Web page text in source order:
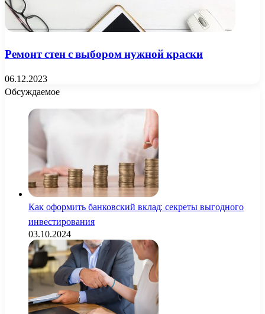
Ремонт стен с выбором нужной краски
06.12.2023
Обсуждаемое
Как оформить банковский вклад: секреты выгодного
инвестирования
03.10.2024